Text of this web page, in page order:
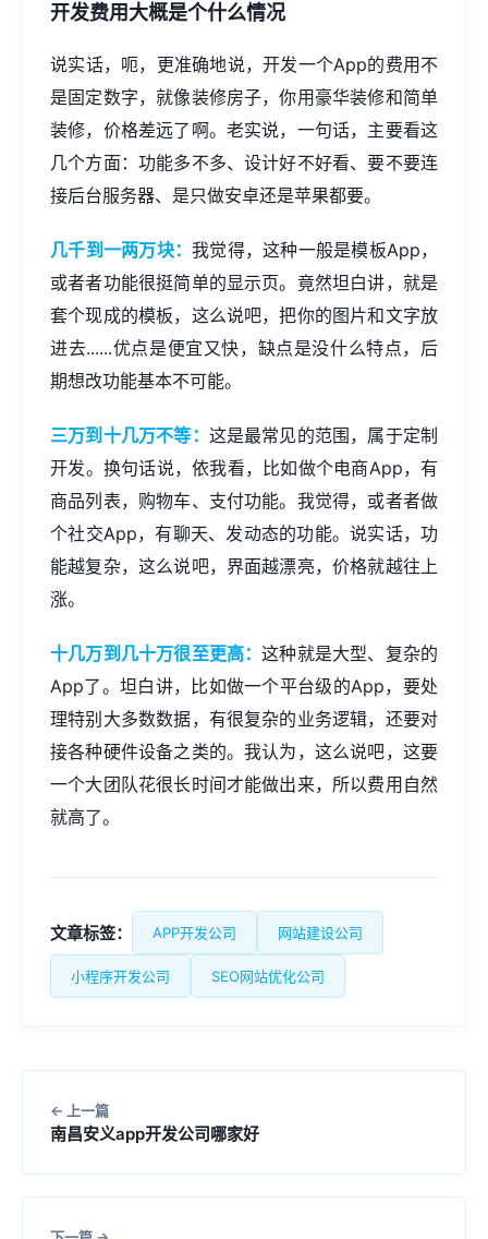
开发费用大概是个什么情况
说实话，呃，更准确地说，开发一个App的费用不
是固定数字，就像装修房子，你用豪华装修和简单
装修，价格差远了啊。老实说，一句话，主要看这
几个方面：功能多不多、设计好不好看、要不要连
接后台服务器、是只做安卓还是苹果都要。
几千到一两万块： 我觉得，这种一般是模板App，
或者者功能很挺简单的显示页。竟然坦白讲，就是
套个现成的模板，这么说吧，把你的图片和文字放
进去......优点是便宜又快，缺点是没什么特点，后
期想改功能基本不可能。
三万到十几万不等： 这是最常见的范围，属于定制
开发。换句话说，依我看，比如做个电商App，有
商品列表，购物车、支付功能。我觉得，或者者做
个社交App，有聊天、发动态的功能。说实话，功
能越复杂，这么说吧，界面越漂亮，价格就越往上
涨。
十几万到几十万很至更高：这种就是大型、复杂的
App了。坦白讲，比如做一个平台级的App，要处
理特别大多数数据，有很复杂的业务逻辑，还要对
接各种硬件设备之类的。我认为，这么说吧，这要
一个大团队花很长时间才能做出来，所以费用自然
就高了。
文章标签： APP开发公司 网站建设公司
小程序开发公司 SEO网站优化公司
上一篇
南昌安义app开发公司哪家好